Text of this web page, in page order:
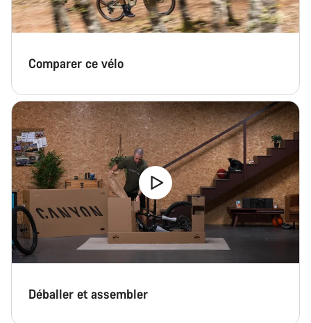
Comparer ce vélo
Déballer et assembler